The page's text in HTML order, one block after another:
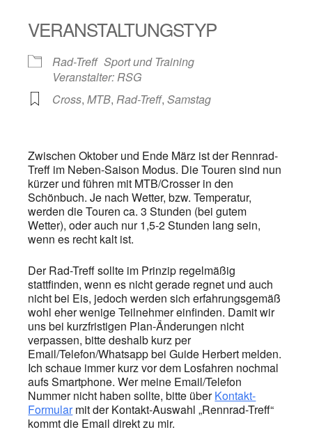
VERANSTALTUNGSTYP
Rad-Treff Sport und Training
Veranstalter: RSG
Cross,MTB,Rad-Treff,Samstag
Zwischen Oktober und Ende März ist der Rennrad-
Treff im Neben-Saison Modus. Die Touren sind nun
kürzer und führen mit MTB/Crosser in den
Schönbuch. Je nach Wetter, bzw. Temperatur,
werden die Touren ca. 3 Stunden (bei gutem
Wetter), oder auch nur 1,5-2 Stunden lang sein,
wenn es recht kalt ist.
Der Rad-Treff sollte im Prinzip regelmäßig
stattfinden, wenn es nicht gerade regnet und auch
nicht bei Eis, jedoch werden sich erfahrungsgemäß
wohl eher wenige Teilnehmer einfinden. Damit wir
uns bei kurzfristigen Plan-Änderungen nicht
verpassen, bitte deshalb kurz per
Email/Telefon/Whatsapp bei Guide Herbert melden.
Ich schaue immer kurz vor dem Losfahren nochmal
aufs Smartphone. Wer meine Email/Telefon
Nummer nicht haben sollte, bitte überKontakt-
Formularmit der Kontakt-Auswahl „Rennrad-Treff“
kommt die Email direkt zu mir.